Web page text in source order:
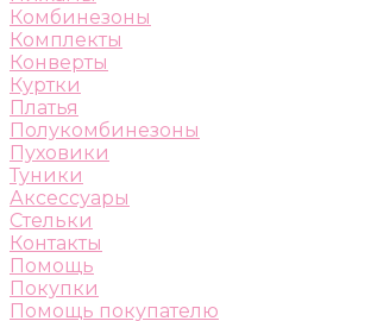
Комбинезоны
Комплекты
Конверты
Куртки
Платья
Полукомбинезоны
Пуховики
Туники
Аксессуары
Стельки
Контакты
Помощь
Покупки
Помощь покупателю